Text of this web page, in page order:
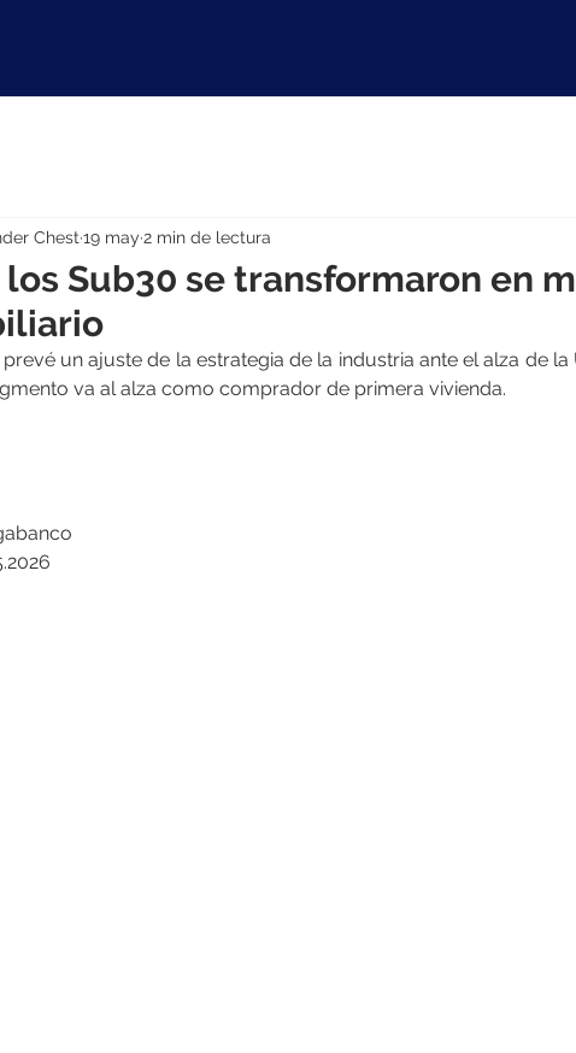
Sub30 se transformaron en
Chest 19 may 2 min de lectura
prevé un ajuste de la estrategia de la industria ante el alza de
va al alza como comprador de primera vivienda.